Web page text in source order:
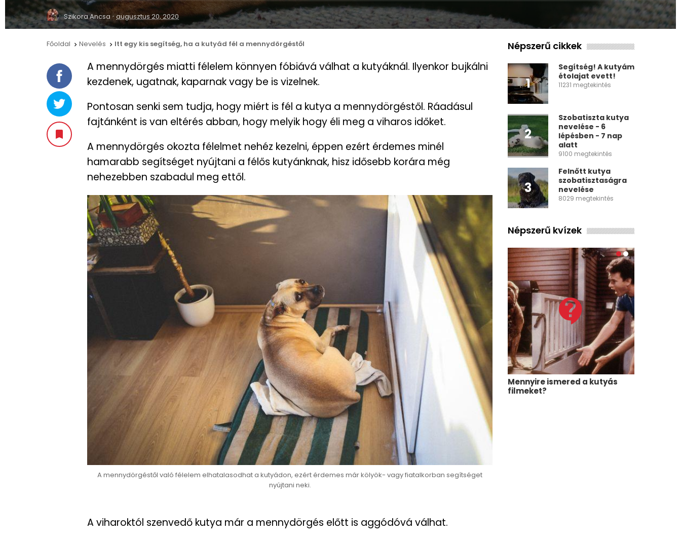
Szikora Ancsa · augusztus 20, 2020
Főoldal navigate_next Nevelés navigate_next Itt egy kis segítség, ha a kutyád fél a mennydörgéstől

A mennydörgés miatti félelem könnyen fóbiává válhat a kutyáknál. Ilyenkor bujkálni
kezdenek, ugatnak, kaparnak vagy be is vizelnek.
Pontosan senki sem tudja, hogy miért is fél a kutya a mennydörgéstől. Ráadásul
fajtánként is van eltérés abban, hogy melyik hogy éli meg a viharos időket.
A mennydörgés okozta félelmet nehéz kezelni, éppen ezért érdemes minél
hamarabb segítséget nyújtani a félős kutyánknak, hisz idősebb korára még
nehezebben szabadul meg ettől.
A mennydörgéstől való félelem elhatalasodhat a kutyádon, ezért érdemes már kölyök- vagy fiatalkorban segítséget
nyújtani neki.
A viharoktól szenvedő kutya már a mennydörgés előtt is aggódóvá válhat.
Népszerű cikkek
1
Segítség! A kutyám
étolajat evett!
11231 megtekintés
2
Szobatiszta kutya
nevelése - 6
lépésben - 7 nap
alatt
9100 megtekintés
3
Felnőtt kutya
szobatisztaságra
nevelése
8029 megtekintés
Népszerű kvízek
contact_support
Mennyire ismered a kutyás
filmeket?